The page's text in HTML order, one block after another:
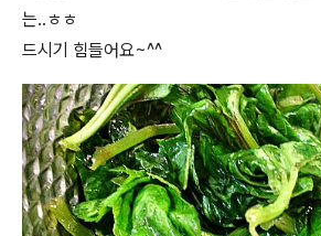
는..ㅎㅎ
드시기 힘들어요~^^